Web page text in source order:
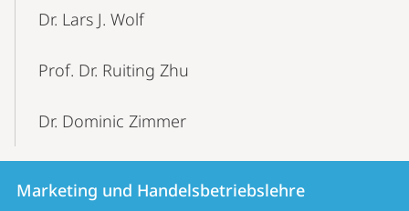
Dr. Lars J. Wolf
Prof. Dr. Ruiting Zhu
Dr. Dominic Zimmer
Kontakt
Kontaktinformationen
Marketing und Handelsbetriebslehre